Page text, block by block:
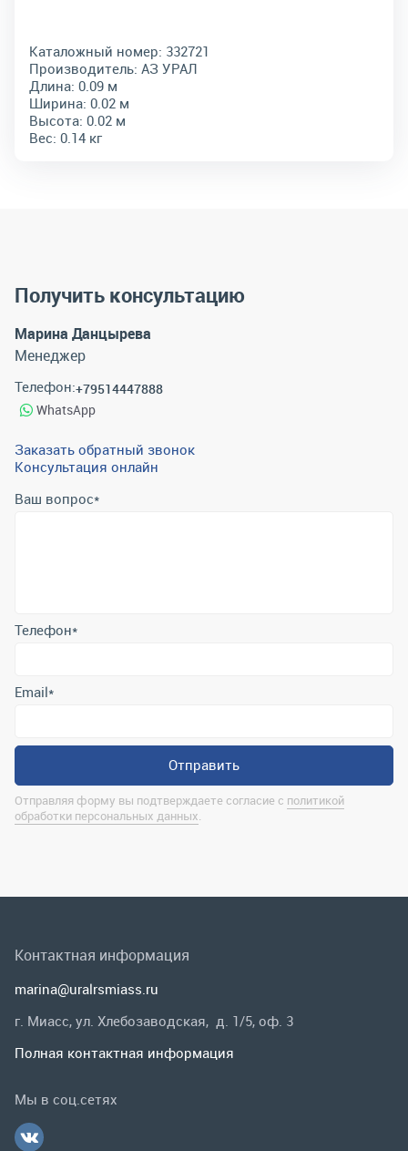
Каталожный номер: 332721
Производитель: АЗ УРАЛ
Длина: 0.09 м
Ширина: 0.02 м
Высота: 0.02 м
Вес: 0.14 кг
Получить консультацию
Марина Данцырева
Менеджер
Телефон:+79514447888
WhatsApp
Заказать обратный звонок
Консультация онлайн
Ваш вопрос*
Отправляя форму вы подтверждаете согласие с
Спецпредложения
Контактная информация
marina@uralrsmiass.ru
Заказать звонок